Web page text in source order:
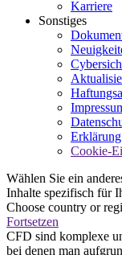
Karriere
Sonstiges
Cookie-
Wählen Sie ein
Inhalte spezifisch für
Choose country or
Fortsetzen
CFD sind komplexe
bei denen man